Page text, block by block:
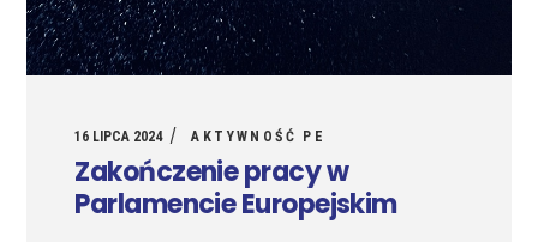
16 LIPCA 2024 AKTYWNOŚĆ PE
Zakończenie pracy w
Parlamencie Europejskim